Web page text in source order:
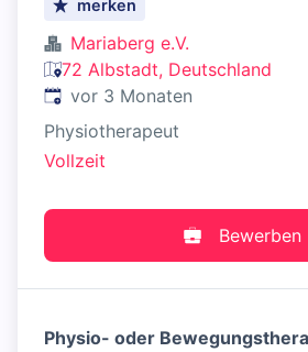
merken
Mariaberg e.V.
72 Albstadt, Deutschland
Veröffentlicht:
vor 3 Monaten
Physiotherapeut
Vollzeit
Bewerben
Physio- oder